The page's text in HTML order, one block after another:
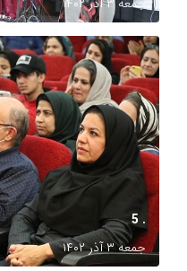
. 5
جمعه ۳ آذر ۱۴۰۲